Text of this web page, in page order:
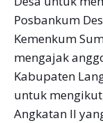
Posbankum
Kemenkum
mengajak
Kabupaten
untuk
Angkatan II